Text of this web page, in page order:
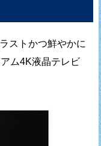
ストかつ鮮やかに
ム4K液晶テレビ